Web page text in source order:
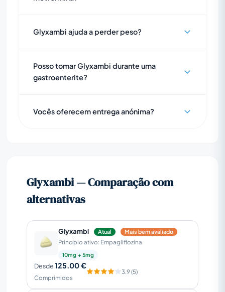
Glyxambi ajuda a perder peso?
Posso tomar Glyxambi durante uma
gastroenterite?
Vocês oferecem entrega anónima?
Glyxambi — Comparação com
alternativas
Glyxambi Atual Mais bem avaliado
Princípio ativo: Empagliflozina
10mg + 5mg
Desde125.00 €
Comprimidos
3.9 (5)